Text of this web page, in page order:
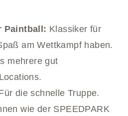
Paintball: Klassiker für
am Wettkampf haben.
mehrere gut
die schnelle Truppe.
wie der SPEEDPARK